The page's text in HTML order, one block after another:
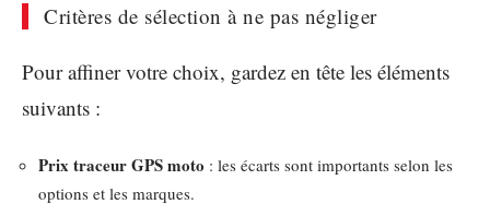
Critères de sélection à ne pas négliger
Pour affiner votre choix, gardez en tête les éléments
suivants :
Prix traceur GPS moto : les écarts sont importants selon les
options et les marques.